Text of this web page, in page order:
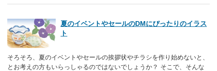
夏のイベントやセールのDMにぴったりのイラス
ト
そろそろ、夏のイベントやセールの挨拶状やチラシを作り始めないと、
とお考えの方もいらっしゃるのではないでしょうか？ そこで、そんな